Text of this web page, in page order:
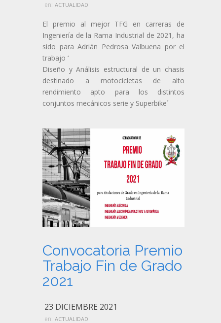
en: ACTUALIDAD
El premio al mejor TFG en carreras de
Ingeniería de la Rama Industrial de 2021, ha
sido para Adrián Pedrosa Valbuena por el
trabajo ‘
Diseño y Análisis estructural de un chasis
destinado a motocicletas de alto
rendimiento apto para los distintos
conjuntos mecánicos serie y Superbike´
Convocatoria Premio
Trabajo Fin de Grado
2021
23 DICIEMBRE 2021
en: ACTUALIDAD